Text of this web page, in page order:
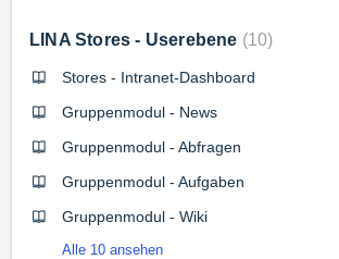
LINA Stores - Userebene 10
Stores - Intranet-Dashboard
Gruppenmodul - News
Gruppenmodul - Abfragen
Gruppenmodul - Aufgaben
Gruppenmodul - Wiki
Alle 10 ansehen